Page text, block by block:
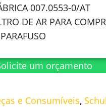
007.0553-0/AT
DE AR PARA
um orçamento
e Consumíveis,